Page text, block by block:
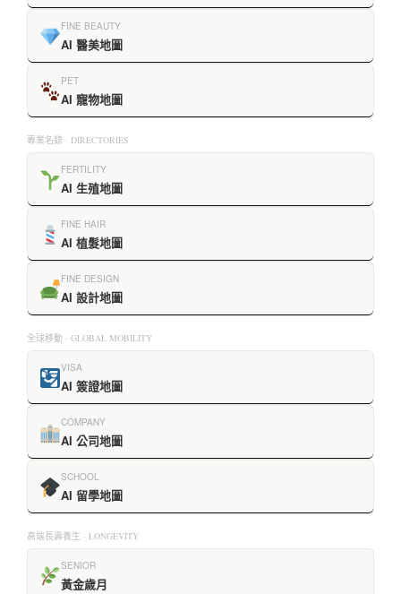
FINE BEAUTY
AI 醫美地圖
PET
AI 寵物地圖
專業名錄 · DIRECTORIES
FERTILITY
AI 生殖地圖
FINE HAIR
AI 植髮地圖
FINE DESIGN
AI 設計地圖
全球移動 · GLOBAL MOBILITY
VISA
AI 簽證地圖
COMPANY
AI 公司地圖
SCHOOL
AI 留學地圖
高端長壽養生 · LONGEVITY
SENIOR
黃金歲月